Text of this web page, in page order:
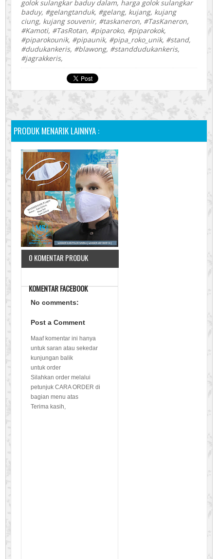
golok sulangkar baduy dalam, harga golok sulangkar
baduy, #gelangtanduk, #gelang, kujang, kujang
ciung, kujang souvenir, #taskaneron, #TasKaneron,
#Kamoti, #TasRotan, #piparoko, #piparokok,
#piparokounik, #pipaunik, #pipa_roko_unik, #stand,
#dudukankeris, #blawong, #standdudukankeris,
#jagrakkeris,
PRODUK MENARIK LAINNYA :
0 KOMENTAR PRODUK
KOMENTAR FACEBOOK
No comments:
Post a Comment
Maaf komentar ini hanya
untuk saran atau sekedar
kunjungan balik
untuk order
Silahkan order melalui
petunjuk CARA ORDER di
bagian menu atas
Terima kasih,